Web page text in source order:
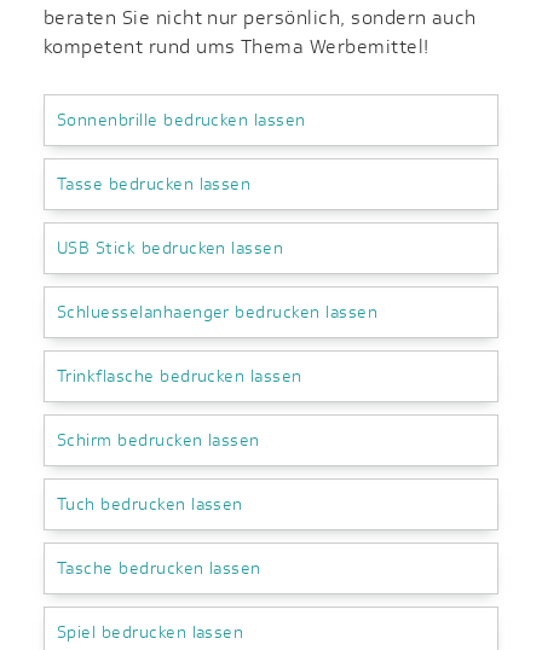
beraten Sie nicht nur persönlich, sondern auch
kompetent rund ums Thema Werbemittel!
Sonnenbrille bedrucken lassen
Tasse bedrucken lassen
USB Stick bedrucken lassen
Schluesselanhaenger bedrucken lassen
Trinkflasche bedrucken lassen
Schirm bedrucken lassen
Tuch bedrucken lassen
Tasche bedrucken lassen
Spiel bedrucken lassen